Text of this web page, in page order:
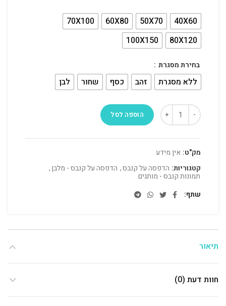
40X60
50X70
60X80
70X100
80X120
100X150
בחירת מסגרת
ללא מסגרת זהב כסף שחור לבן
הוספה לסל
מק"ט: אין מידע
קטגוריות: הדפסה על קנבס, הדפסה על קנבס - מלבן,
תמונות קנבס - מותגים
שתף
תיאור
חוות דעת (0)